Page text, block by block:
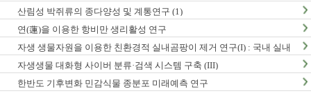
산림성 박쥐류의 종다양성 및 계통연구 (1)
연(蓮)을 이용한 항비만 생리활성 연구
자생 생물자원을 이용한 친환경적 실내곰팡이 제거 연구(I) : 국내 실내
곰팡이 현황 및 검출법 개발
자생생물 대화형 사이버 분류·검색 시스템 구축 (III)
한반도 기후변화 민감식물 종분포 미래예측 연구